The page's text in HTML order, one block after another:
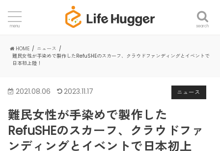
search
menu
HOME
ニュース
難民女性が手染めで製作したRefuSHEのスカーフ、クラウドファンディングとイベントで
日本初上陸！
ニュース
2021.08.06 2023.11.17
難民女性が手染めで製作した
RefuSHEのスカーフ、クラウドファ
ンディングとイベントで日本初上